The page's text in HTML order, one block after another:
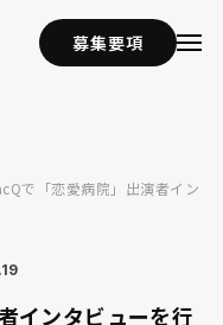
募集要項
で「恋愛病院」出演者イン
インタビューを行